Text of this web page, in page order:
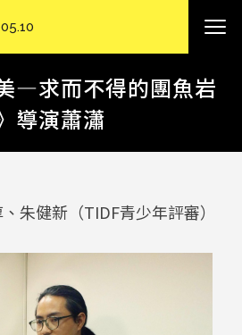
—求而不得的團魚岩
導演蕭瀟
朱健新（TIDF青少年評審）